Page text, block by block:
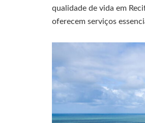
qualidade de vida em
oferecem serviços